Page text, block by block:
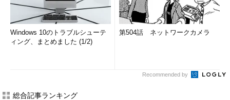
Windows 10のトラブルシューテ
ィング、まとめました (1/2)
第504話 ネットワークカメラ
Recommended by
総合記事ランキング